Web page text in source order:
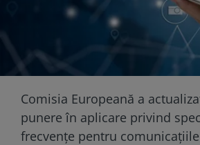
Comisia Europeană a
punere în aplicare privind
frecvenţe pentru